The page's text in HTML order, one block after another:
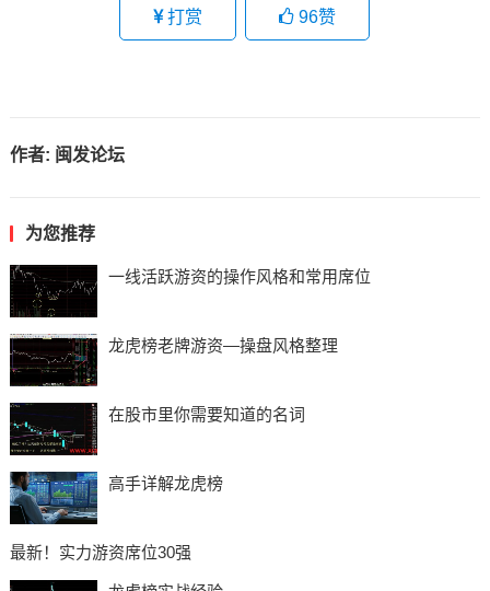
打赏 96赞
作者: 闽发论坛
为您推荐
一线活跃游资的操作风格和常用席位
龙虎榜老牌游资—操盘风格整理
在股市里你需要知道的名词
高手详解龙虎榜
最新！实力游资席位30强